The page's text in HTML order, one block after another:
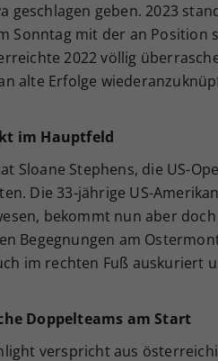
geschlagen geben. 2023
Sonntag mit der an Position
2022 völlig
alte Erfolge
im Hauptfeld
Sloane Stephens, die US-
Die 33-jährige US-
bekommt nun aber
Begegnungen am
im rechten Fuß auskuriert
Doppelteams am Start
verspricht aus